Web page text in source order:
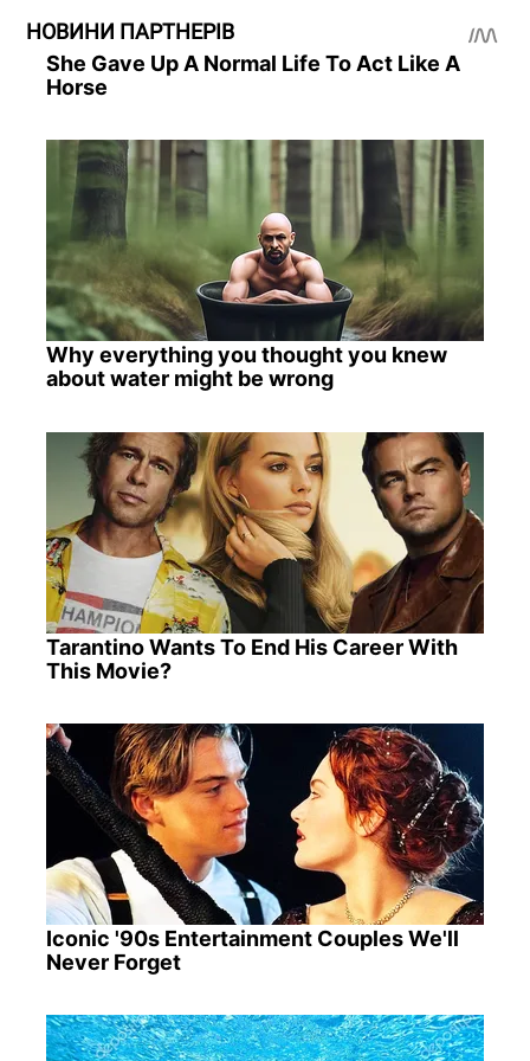
НОВИНИ ПАРТНЕРІВ
She Gave Up A Normal Life To Act Like A
Horse
Why everything you thought you knew
about water might be wrong
Tarantino Wants To End His Career With
This Movie?
Iconic '90s Entertainment Couples We'll
Never Forget